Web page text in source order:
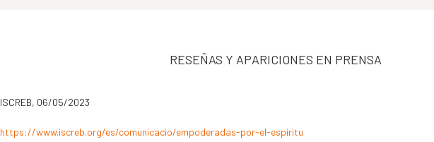
RESEÑAS Y APARICIONES EN PRENSA
ISCREB, 06/05/2023
https://www.iscreb.org/es/comunicacio/empoderadas-por-el-espiritu